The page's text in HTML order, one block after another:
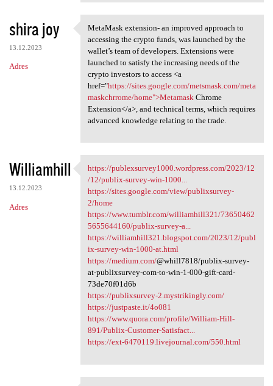
shira joy
13.12.2023
Adres
MetaMask extension- an
MetaMask extension- an improved approach to
accessing the crypto funds, was launched by the
wallet’s team of developers. Extensions were
launched to satisfy the increasing needs of the
crypto investors to access <a
href="https://sites.google.com/metsmask.com/meta
maskchrrome/home">Metamask Chrome
Extension</a>, and technical terms, which requires
advanced knowledge relating to the trade.
Williamhill
13.12.2023
Adres
https://publexsurvey1000
https://publexsurvey1000.wordpress.com/2023/12
/12/publix-survey-win-1000...
https://sites.google.com/view/publixsurvey-
2/home
https://www.tumblr.com/williamhill321/73650462
5655644160/publix-survey-a...
https://williamhill321.blogspot.com/2023/12/publ
ix-survey-win-1000-at.html
https://medium.com/@whill7818/publix-survey-
at-publixsurvey-com-to-win-1-000-gift-card-
73de70f01d6b
https://publixsurvey-2.mystrikingly.com/
https://justpaste.it/4o081
https://www.quora.com/profile/William-Hill-
891/Publix-Customer-Satisfact...
https://ext-6470119.livejournal.com/550.html